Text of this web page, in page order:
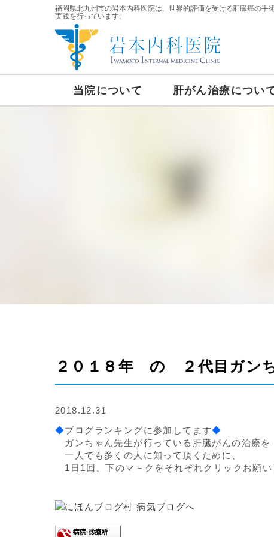
福岡県北九州市の岩本内科医院は、世界的評価を受ける肝臓癌の
実践を行っています。
当院について 肝がん治療につい
２０１８年 の ２代目ガン
2018.12.31
◆ブログランキングに参加してます◆
ガンちゃん先生が行っている肝臓がんの治療を
一人でも多くの人に知って頂くために、
1日1回、下のマ－クをそれぞれクリックお願い